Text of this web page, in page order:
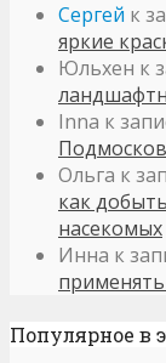
Сергей к
яркие
Юльхен к
Inna к
Ольга к
как
насекомых
Инна к
применять
Популярное в